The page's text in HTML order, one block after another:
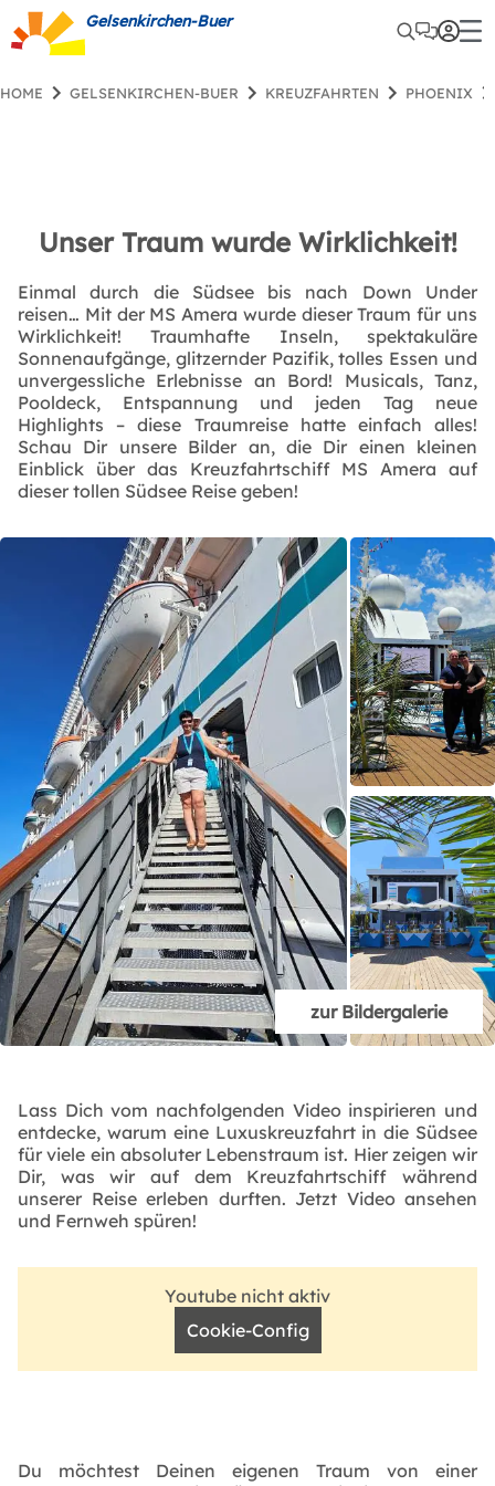
Gelsenkirchen-Buer
HOME GELSENKIRCHEN-BUER KREUZFAHRTEN PHOENIX
Unser Traum wurde Wirklichkeit!
Einmal durch die Südsee bis nach Down Under
reisen… Mit der MS Amera wurde dieser Traum für uns
Wirklichkeit! Traumhafte Inseln, spektakuläre
Sonnenaufgänge, glitzernder Pazifik, tolles Essen und
unvergessliche Erlebnisse an Bord! Musicals, Tanz,
Pooldeck, Entspannung und jeden Tag neue
Highlights – diese Traumreise hatte einfach alles!
Schau Dir unsere Bilder an, die Dir einen kleinen
Einblick über das Kreuzfahrtschiff MS Amera auf
dieser tollen Südsee Reise geben!
zur Bildergalerie
Lass Dich vom nachfolgenden Video inspirieren und
entdecke, warum eine Luxuskreuzfahrt in die Südsee
für viele ein absoluter Lebenstraum ist. Hier zeigen wir
Dir, was wir auf dem Kreuzfahrtschiff während
unserer Reise erleben durften. Jetzt Video ansehen
und Fernweh spüren!
Youtube nicht aktiv
Cookie-Config
Du möchtest Deinen eigenen Traum von einer